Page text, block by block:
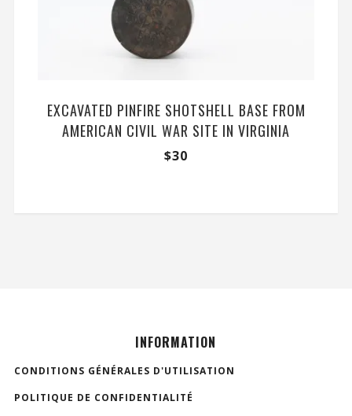
EXCAVATED PINFIRE SHOTSHELL BASE FROM
AMERICAN CIVIL WAR SITE IN VIRGINIA
$30
INFORMATION
CONDITIONS GÉNÉRALES D'UTILISATION
POLITIQUE DE CONFIDENTIALITÉ